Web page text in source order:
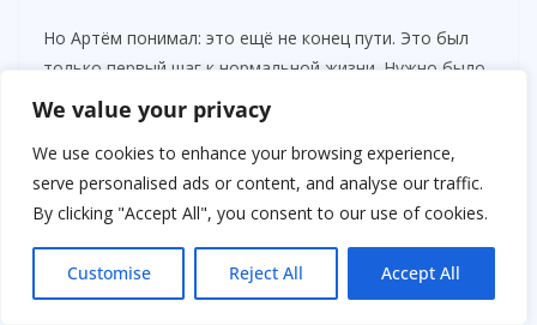
We value your privacy
We use cookies to enhance your browsing experience,
serve personalised ads or content, and analyse our traffic.
By clicking "Accept All", you consent to our use of cookies.
Customise Reject All Accept All
Но Артём понимал: это ещё не конец пути. Это был
только первый шаг к нормальной жизни. Нужно было
удерживать ситуацию, быть примером, сохранять
порядок, не позволяя старым привычкам вернуться.
Каждый день требовал дисциплины и терпения.